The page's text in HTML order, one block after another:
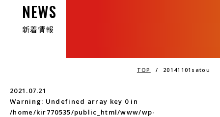
NEWS
新着情報
TOP / 20141101satou
2021.07.21
Warning: Undefined array key 0 in
/home/kir770535/public_html/www/wp-